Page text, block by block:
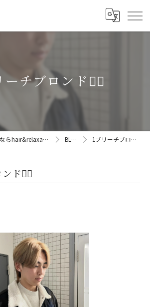
ーチブロンド👱‍♀️
北九州市の美容室ならhair&relaxation CREA BLOG 1ブリーチブロンド👱‍♀️
ド👱‍♀️